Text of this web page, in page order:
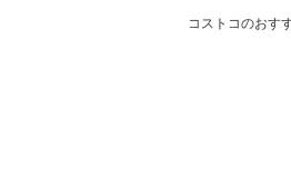
コストコのおす